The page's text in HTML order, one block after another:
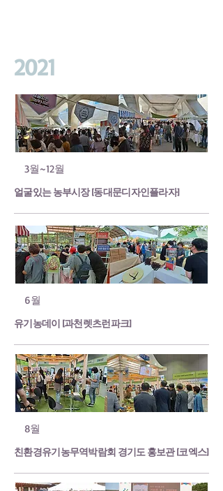
2021
3월~12월
얼굴있는 농부시장 [동대문디자인플라자]
6월
유기농데이 [과천렛츠런파크]
8월
친환경유기농무역박람회 경기도 홍보관 [코엑스]